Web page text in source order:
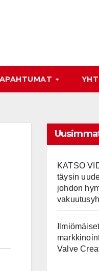
KATSO
täysin
johdon
Valve